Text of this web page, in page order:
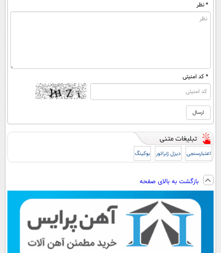
* نظر
* کد امنیتی
اعتبارسنجی دیزل ژنراتور بوکینگ
بازگشت به بالای صفحه